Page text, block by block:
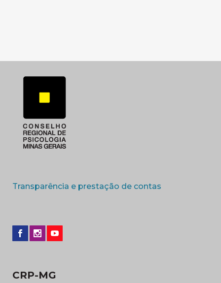
Transparência e prestação de contas
CRP-MG